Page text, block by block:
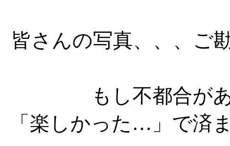
皆さんの写真、、、ご
もし不都合が
「楽しかった…」で済